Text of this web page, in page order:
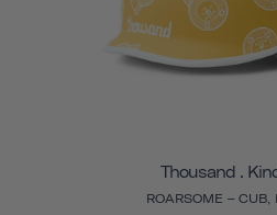
Thousand .
ROARSOME – CUB,